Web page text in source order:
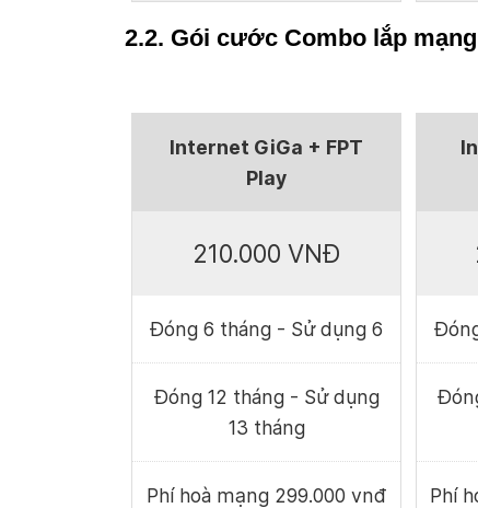
2.2. Gói cước Combo lắp
Internet GiGa + FPT
Play
210.000 VNĐ
Đóng 6 tháng - Sử dụng 6
Đóng 12 tháng - Sử dụng
13 tháng
Phí hoà mạng 299.000 vnđ Phí